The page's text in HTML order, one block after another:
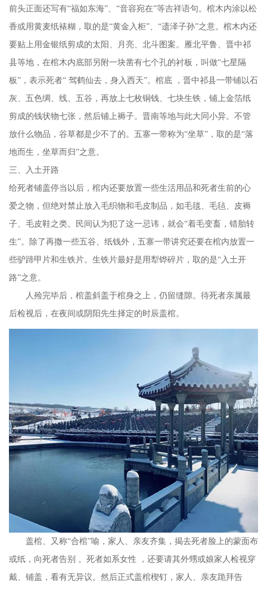
前头正面还写有“福如东海”、“音容宛在”等吉祥语句。棺木内涂以松
香或用黄麦纸裱糊，取的是“黄金入柜”、“遗泽子孙”之意。棺木内还
要贴上用金银纸剪成的太阳、月亮、北斗图案。雁北平鲁、晋中祁
县等地，在棺木内底部另附一块凿有七个孔的衬板，叫做“七星隔
板”，表示死者“ 驾鹤仙去，身入西天”。棺底 ，晋中祁县一带铺以石
灰、五色绸、线、五谷，再放上七枚铜钱、七块生铁，铺上金箔纸
剪成的钱状物七张，然后铺上褥子。晋南等地与此大同小异。不管
放什么物品，谷草都是少不了的。五寨一带称为“坐草”，取的是“落
地而生，坐草而归”之意。
三、入土开路
给死者铺盖停当以后，棺内还要放置一些生活用品和死者生前的心
爱之物，但绝对禁止放入毛织物和毛皮制品，如毛毯、毛毡、皮褥
子、毛皮鞋之类。民间认为犯了这一忌讳，就会“着毛变畜，错胎转
生”。除了再撒一些五谷、纸钱外，五寨一带讲究还要在棺内放置一
些驴蹄甲片和生铁片。生铁片最好是用犁铧碎片，取的是“入土开
路”之意。
人殓完毕后，棺盖斜盖于棺身之上，仍留缝隙。待死者亲属最
后检视后，在夜间或阴阳先生择定的时辰盖棺。
盖棺、又称“合棺”喻，家人、亲友齐集，揭去死者脸上的蒙面布
或纸，向死者告别 。死者如系女性 ，还要请其外甥或娘家人检视穿
戴、铺盖，看有无异议。然后正式盖棺楔钉，家人、亲友跪拜告